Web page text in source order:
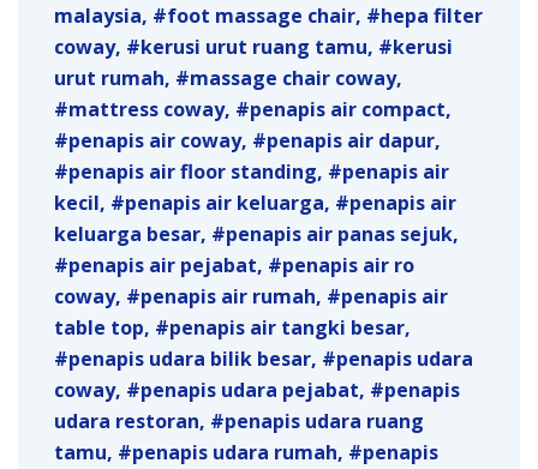
malaysia
foot massage chair
hepa filter
coway
kerusi urut ruang tamu
kerusi
urut rumah
massage chair coway
mattress coway
penapis air compact
penapis air coway
penapis air dapur
penapis air floor standing
penapis air
kecil
penapis air keluarga
penapis air
keluarga besar
penapis air panas sejuk
penapis air pejabat
penapis air ro
coway
penapis air rumah
penapis air
table top
penapis air tangki besar
penapis udara bilik besar
penapis udara
coway
penapis udara pejabat
penapis
udara restoran
penapis udara ruang
tamu
penapis udara rumah
penapis